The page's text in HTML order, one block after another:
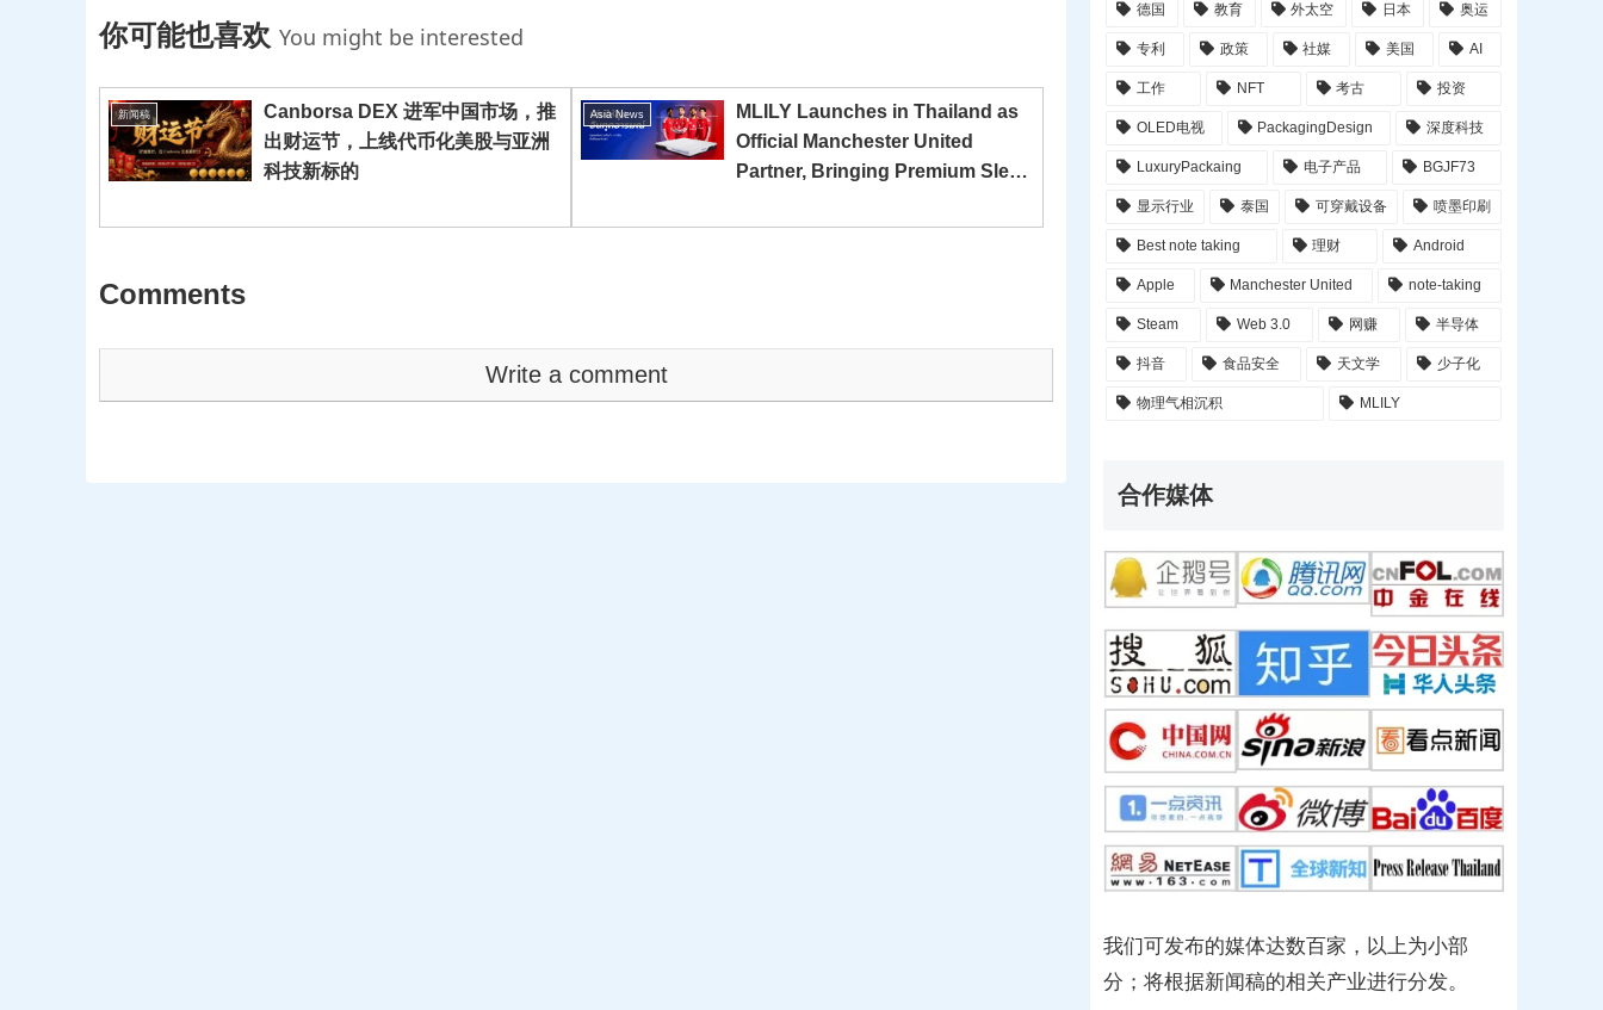
你可能也喜欢 You might be interested
新闻稿
Canborsa DEX 进军中国市场，推
出财运节，上线代币化美股与亚洲
科技新标的
Asia News
MLILY Launches in Thailand as
Official Manchester United
Partner, Bringing Premium Sleep
Comments
Write a comment
德国 教育 外太空 日本 奥运
专利 政策 社媒 美国 AI
工作 NFT 考古 投资
OLED电视 PackagingDesign 深度科技
LuxuryPackaing 电子产品 BGJF73
显示行业 泰国 可穿戴设备 喷墨印刷
Best note taking 理财 Android
Apple Manchester United note-taking
Steam Web 3.0 网赚 半导体
抖音 食品安全 天文学 少子化
物理气相沉积 MLILY
合作媒体
我们可发布的媒体达数百家，以上为小部
分；将根据新闻稿的相关产业进行分发。